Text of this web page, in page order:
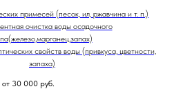
примесей (песок, ил, ржавчина и т. п.)
очистка воды осадочного
свойств воды (привкуса, цветности,
запаха)
от 30 000 руб.